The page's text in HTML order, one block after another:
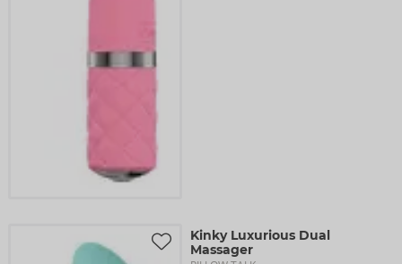
Kinky Luxurious Dual
Massager